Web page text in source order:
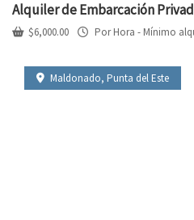
Alquiler de Embarcación
$6,000.00 Por Hora - Mínimo
Maldonado, Punta del Este